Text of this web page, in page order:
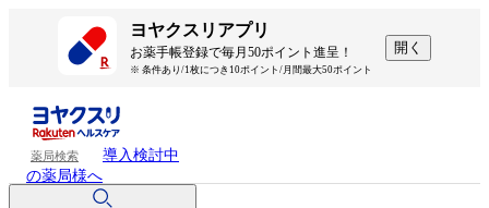
ヨヤクスリアプリ
お薬手帳登録で毎月50ポイント進呈！
※ 条件あり/1枚につき10ポイント/月間最大50ポイント
開く
薬局検索
導入検討中
の薬局様へ
処方せんを送って待ち時間を短く！
処方せんを送って待ち時間を短く！